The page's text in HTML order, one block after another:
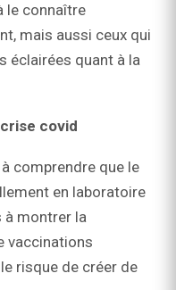
le connaître
mais aussi ceux qui
éclairées quant à la
covid
comprendre que le
en laboratoire
à montrer la
vaccinations
risque de créer de